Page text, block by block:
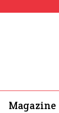
Magazine